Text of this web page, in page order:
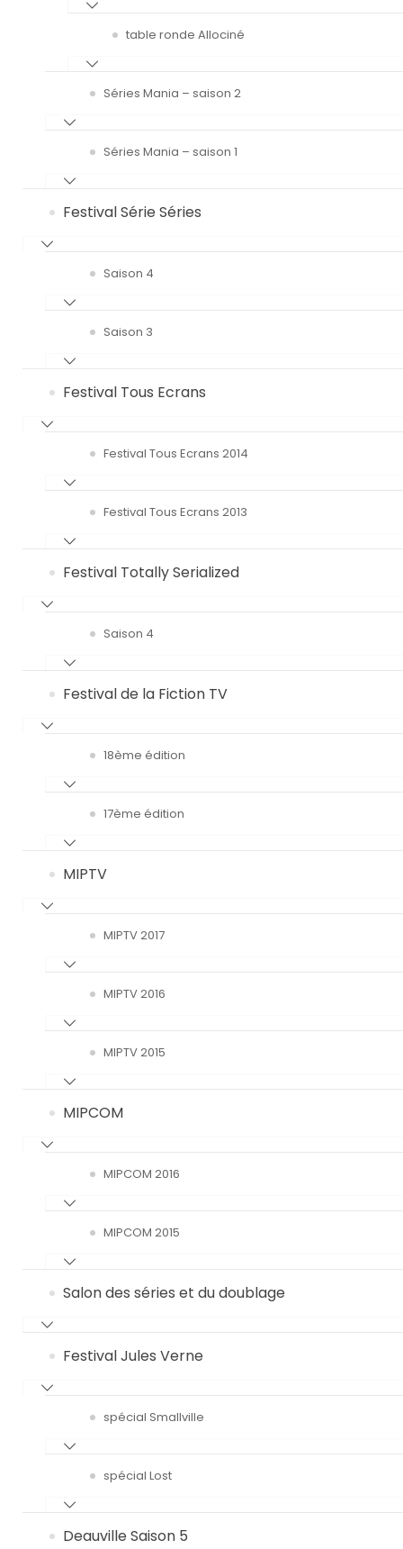
table ronde Allociné
Séries Mania – saison 2
Séries Mania – saison 1
Festival Série Séries
Saison 4
Saison 3
Festival Tous Ecrans
Festival Tous Ecrans 2014
Festival Tous Ecrans 2013
Festival Totally Serialized
Saison 4
Festival de la Fiction TV
18ème édition
17ème édition
MIPTV
MIPTV 2017
MIPTV 2016
MIPTV 2015
MIPCOM
MIPCOM 2016
MIPCOM 2015
Salon des séries et du doublage
Festival Jules Verne
spécial Smallville
spécial Lost
Deauville Saison 5